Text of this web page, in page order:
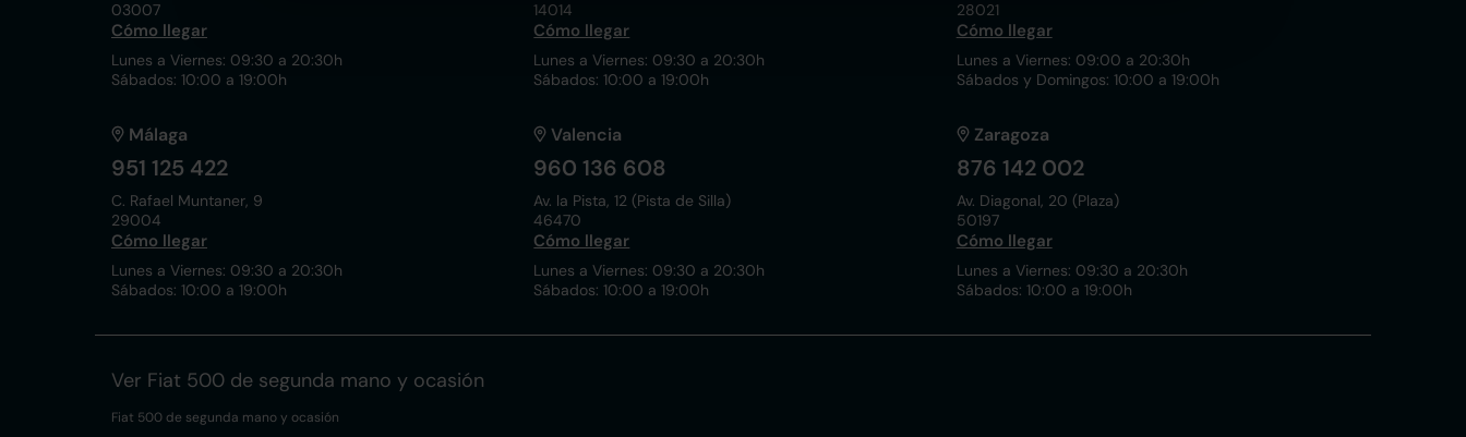
03007
Cómo llegar
Lunes a Viernes: 09:30 a 20:30h
Sábados: 10:00 a 19:00h
14014
Cómo llegar
Lunes a Viernes: 09:30 a 20:30h
Sábados: 10:00 a 19:00h
28021
Cómo llegar
Lunes a Viernes: 09:00 a 20:30h
Sábados y Domingos: 10:00 a 19:00h
Málaga
951 125 422
C. Rafael Muntaner, 9
29004
Cómo llegar
Lunes a Viernes: 09:30 a 20:30h
Sábados: 10:00 a 19:00h
Valencia
960 136 608
Av. la Pista, 12 (Pista de Silla)
46470
Cómo llegar
Lunes a Viernes: 09:30 a 20:30h
Sábados: 10:00 a 19:00h
Zaragoza
876 142 002
Av. Diagonal, 20 (Plaza)
50197
Cómo llegar
Lunes a Viernes: 09:30 a 20:30h
Sábados: 10:00 a 19:00h
Ver Fiat 500 de segunda mano y ocasión
Fiat 500 de segunda mano y ocasión